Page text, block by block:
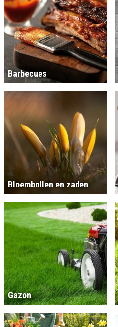
Barbecues
Bloembollen en zaden
Gazon